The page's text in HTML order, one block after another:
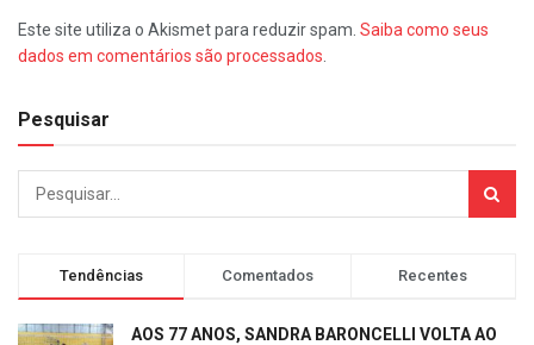
Este site utiliza o Akismet para reduzir spam. Saiba como seus
dados em comentários são processados
Pesquisar
Tendências Comentados Recentes
AOS 77 ANOS, SANDRA BARONCELLI VOLTA AO